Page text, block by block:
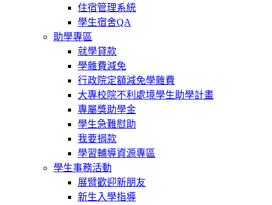
住宿管理系統
學生宿舍QA
助學專區
就學貸款
學雜費減免
行政院定額減免學雜費
大專校院不利處境學生助學計畫
專屬獎助學金
學生急難慰助
我要捐款
學習輔導資源專區
學生事務活動
展臂歡迎新朋友
新生入學指導